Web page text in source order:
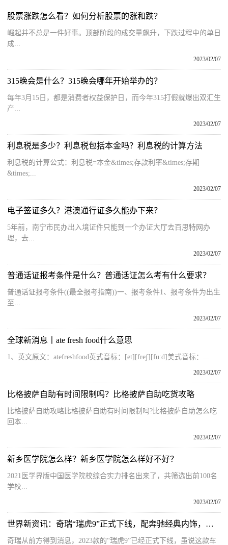
股票涨跌怎么看？如何分析股票的涨和跌？
崛起并不总是一件好事。顶部阶段的成交量飙升，下跌过程中的单日
成...
2023/02/07
315晚会是什么？315晚会哪年开始举办的？
每年3月15日，都是消费者权益保护日，而今年315打假就爆出双汇生
产...
2023/02/07
利息税是多少？利息税包括本金吗？利息税的计算方法
利息税的计算公式：利息税=本金&times;存款利率&times;存期
&times;...
2023/02/07
电子签证多久？港澳通行证多久能办下来？
5年前，南宁市民办出入境证件只能到一个办证大厅去百思特网办
理，去...
2023/02/07
普通话证报考条件是什么？普通话证怎么考有什么要求？
普通话证报考条件((最全报考指南))一、报考条件1、报考条件为出生
至...
2023/02/07
全球新消息丨ate fresh food什么意思
1、英文原文：atefreshfood英式音标：[et][freʃ][fuːd]美式音标：...
2023/02/07
比格披萨自助有时间限制吗？比格披萨自助吃货攻略
比格披萨自助攻略比格披萨自助有时间限制吗?比格披萨自助怎么吃
回本...
2023/02/07
新乡医学院怎么样？新乡医学院怎么样好不好？
2021医学界版中国医学院校综合实力排名出来了，共筛选出前100名
学校...
2023/02/07
世界新资讯：奇瑞“瑞虎9”正式下线，配奔驰经典内饰，配2.0T+爱信8AT！
奇瑞从前方得到消息，2023款的“瑞虎9”已经正式下线，虽说这款车